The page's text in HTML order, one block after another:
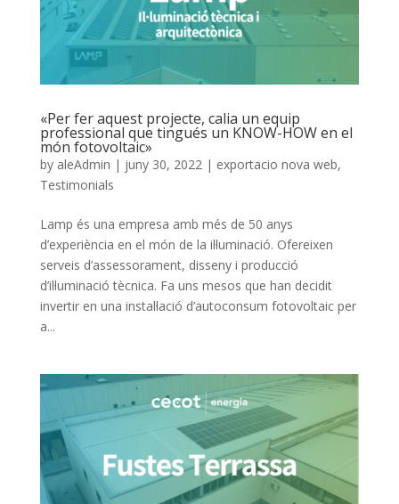
«Per fer aquest projecte, calia un equip
professional que tingués un KNOW-HOW en el
món fotovoltaic»
by aleAdmin | juny 30, 2022| exportacio nova web,
Testimonials
Lamp és una empresa amb més de 50 anys
d’experiència en el món de la il·luminació. Ofereixen
serveis d’assessorament, disseny i producció
d’il·luminació tècnica. Fa uns mesos que han decidit
invertir en una instal·lació d’autoconsum fotovoltaic per
a...